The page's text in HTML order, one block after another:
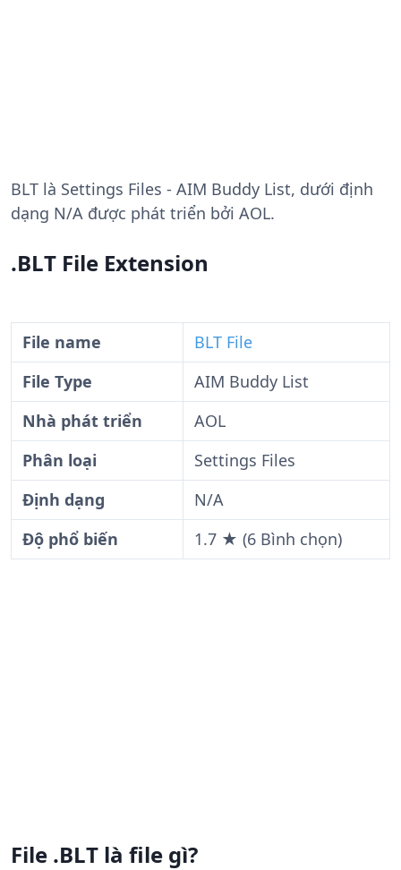
BLT là Settings Files - AIM Buddy List, dưới định
dạng N/A được phát triển bởi AOL.
.BLT File Extension
File name
BLT File
File Type
AIM Buddy List
Nhà phát triển
AOL
Phân loại
Settings Files
Định dạng
N/A
Độ phổ biến
1.7 ★ (6 Bình chọn)
File .BLT là file gì?